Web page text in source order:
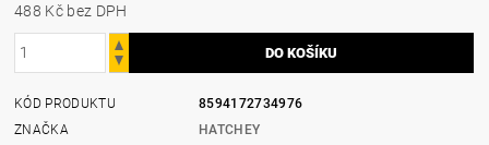
488 Kč bez DPH
KÓD PRODUKTU
8594172734976
ZNAČKA
HATCHEY